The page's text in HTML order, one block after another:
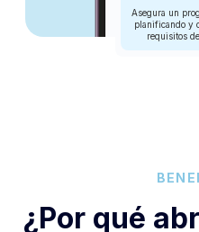
Asegura un
planificando y
requisitos
¿Por qué